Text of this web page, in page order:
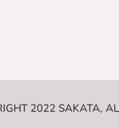
2022 SAKATA,